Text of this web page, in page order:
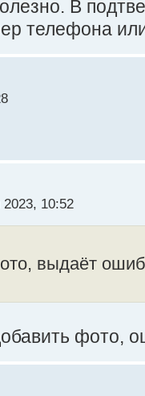
В
телефона
10:52
выдаёт
фото,